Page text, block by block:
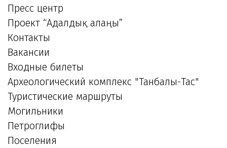
Пресс центр
Проект “Адалдық алаңы”
Контакты
Вакансии
Входные билеты
Археологический комплекс "Танбалы-Тас"
Туристические маршруты
Могильники
Петроглифы
Поселения